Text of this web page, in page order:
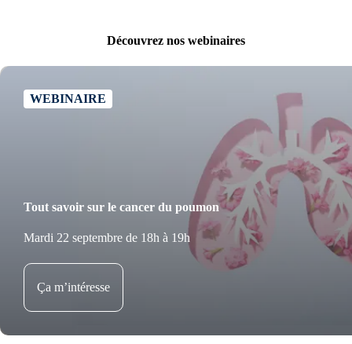
Découvrez nos webinaires
WEBINAIRE
Tout savoir sur le cancer du poumon
Mardi 22 septembre de 18h à 19h
Ça m’intéresse